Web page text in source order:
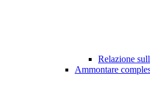
Relazione
Ammontare